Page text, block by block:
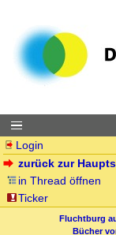
Login
zurück zur
in Thread öffnen
Ticker
Fluchtburg
Bücher